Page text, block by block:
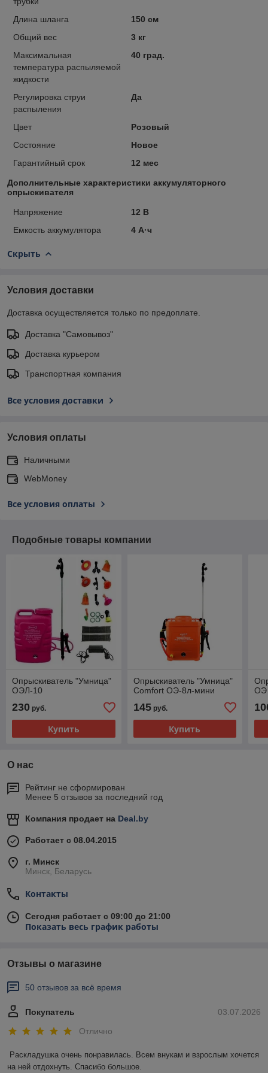
Длина шланга
150 см
Общий вес
3 кг
Максимальная
температура распыляемой
жидкости
40 град.
Регулировка струи
распыления
Да
Цвет
Розовый
Состояние
Новое
Гарантийный срок
12 мес
Дополнительные характеристики аккумуляторного
опрыскивателя
Напряжение
12 В
Емкость аккумулятора
4 А·ч
Скрыть
Условия доставки
Доставка осуществляется только по предоплате.
Доставка "Самовывоз"
Доставка курьером
Транспортная компания
Все условия доставки
Условия оплаты
Наличными
WebMoney
Все условия оплаты
Подобные товары компании
Опрыскиватель "Умница"
ОЭЛ-10
230 руб.
Купить
Опрыскиватель "Умница"
Comfort ОЭ-8л-мини
145руб.
Купить
ОЭ
О нас
Рейтинг не сформирован
Менее 5 отзывов за последний год
Компания продает на Deal.by
Работает с 08.04.2015
г. Минск
Минск, Беларусь
Контакты
Сегодня работает с 09:00 до 21:00
Показать весь график работы
Отзывы о магазине
50 отзывов за всё время
03.07.2026
Покупатель
Отлично
Раскладушка очень понравилась. Всем внукам и взрослым хочется
на ней отдохнуть. Спасибо большое.